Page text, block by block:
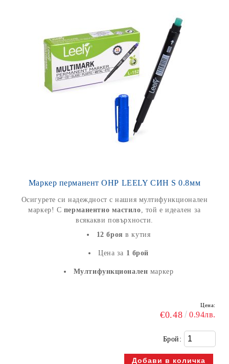
Маркер перманент ОНР LEELY СИН S 0.8мм
Осигурете си надеждност с нашия мултифункционален
маркер! С перманентно мастило, той е идеален за
всякакви повърхности.
12 броя в кутия
Цена за 1 брой
Мултифункционален маркер
Цена:
€0.48 0.94лв.
Брой: